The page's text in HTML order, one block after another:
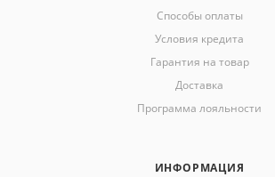
Способы оплаты
Условия кредита
Гарантия на товар
Доставка
Программа лояльности
ИНФОРМАЦИЯ